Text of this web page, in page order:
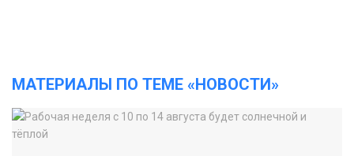
МАТЕРИАЛЫ ПО ТЕМЕ «НОВОСТИ»